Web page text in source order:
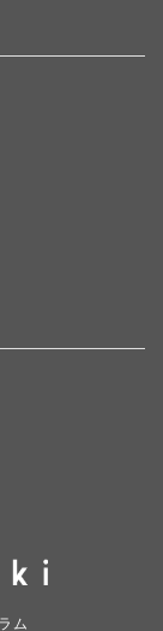
ム